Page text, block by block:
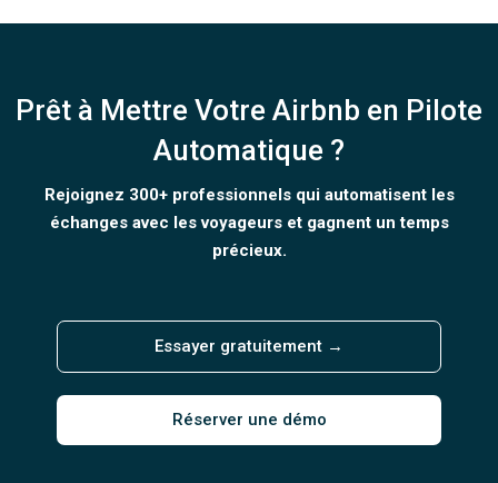
Prêt à Mettre Votre Airbnb en Pilote
Automatique ?
Rejoignez 300+ professionnels qui automatisent les
échanges avec les voyageurs et gagnent un temps
précieux.
Essayer gratuitement →
Réserver une démo